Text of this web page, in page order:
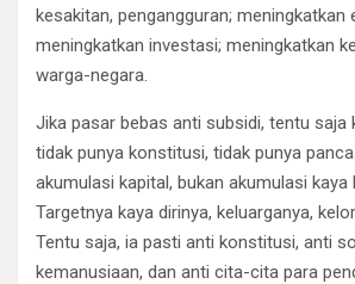
kesakitan, pengangguran; meningkatkan
meningkatkan investasi; meningkatkan
warga-negara.
Jika pasar bebas anti subsidi, tentu saja
tidak punya konstitusi, tidak punya
akumulasi kapital, bukan akumulasi kaya
Targetnya kaya dirinya, keluarganya,
Tentu saja, ia pasti anti konstitusi, anti
kemanusiaan, dan anti cita-cita para